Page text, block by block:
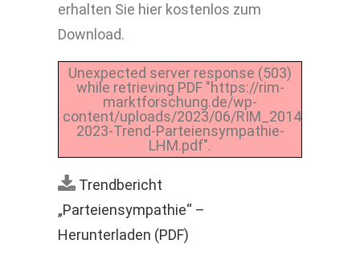
erhalten Sie hier kostenlos zum
Download.
Unexpected server response (503)
while retrieving PDF "https://rim-
marktforschung.de/wp-
content/uploads/2023/06/RIM_2014-
2023-Trend-Parteiensympathie-
LHM.pdf".
Trendbericht
„Parteiensympathie“ –
Herunterladen (PDF)